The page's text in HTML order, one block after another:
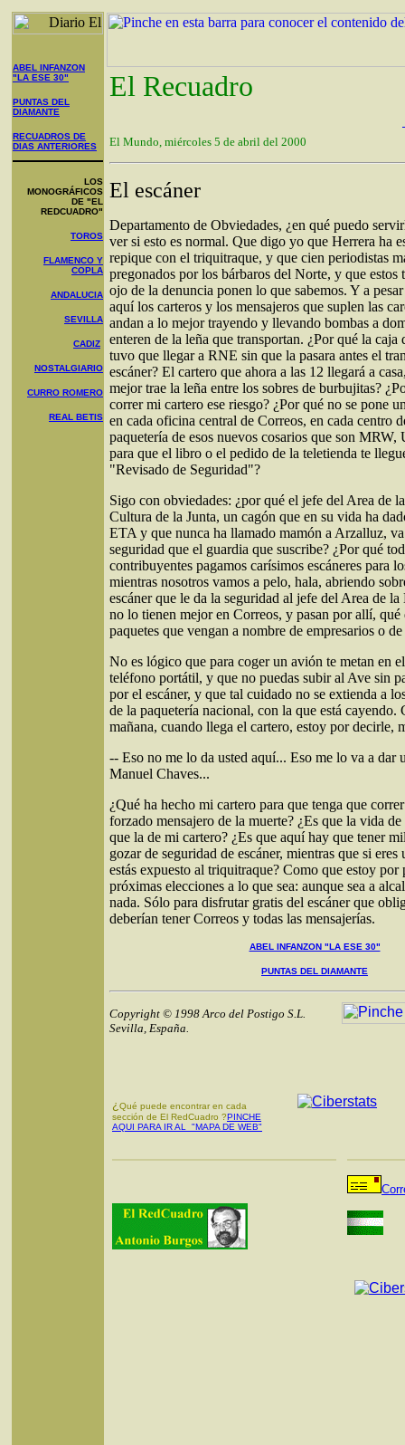
ABEL INFANZON
"LA ESE 30"
PUNTAS DEL
DIAMANTE
RECUADROS DE
DIAS ANTERIORES
LOS
MONOGRÁFICOS
DE "EL
REDCUADRO"
TOROS
FLAMENCO Y
COPLA
ANDALUCIA
SEVILLA
CADIZ
NOSTALGIARIO
CURRO ROMERO
REAL BETIS
El Recuadro
El Mundo, miércoles 5 de abril del 2000
El escáner
Departamento de Obviedades, ¿en qué puedo
ver si esto es normal. Que digo yo que Herrera ha
repique con el triquitraque, y que cien periodistas
pregonados por los bárbaros del Norte, y que estos
ojo de la denuncia ponen lo que sabemos. Y a pesar
aquí los carteros y los mensajeros que suplen las
andan a lo mejor trayendo y llevando bombas a
enteren de la leña que transportan. ¿Por qué la caja
tuvo que llegar a RNE sin que la pasara antes el
escáner? El cartero que ahora a las 12 llegará a
mejor trae la leña entre los sobres de burbujitas?
correr mi cartero ese riesgo? ¿Por qué no se pone
en cada oficina central de Correos, en cada centro
paquetería de esos nuevos cosarios que son
para que el libro o el pedido de la teletienda te
"Revisado de Seguridad"?
Sigo con obviedades: ¿por qué el jefe del Area de
Cultura de la Junta, un cagón que en su vida ha
ETA y que nunca ha llamado mamón a Arzalluz,
seguridad que el guardia que suscribe? ¿Por qué
contribuyentes pagamos carísimos escáneres para
mientras nosotros vamos a pelo, hala, abriendo
escáner que le da la seguridad al jefe del Area de la
no lo tienen mejor en Correos, y pasan por allí,
paquetes que vengan a nombre de empresarios o
No es lógico que para coger un avión te metan en
teléfono portátil, y que no puedas subir al Ave sin
por el escáner, y que tal cuidado no se extienda a
de la paquetería nacional, con la que está cayendo.
mañana, cuando llega el cartero, estoy por decirle,
-- Eso no me lo da usted aquí... Eso me lo va a dar
Manuel Chaves...
¿Qué ha hecho mi cartero para que tenga que
forzado mensajero de la muerte? ¿Es que la vida
que la de mi cartero? ¿Es que aquí hay que tener
gozar de seguridad de escáner, mientras que si
estás expuesto al triquitraque? Como que estoy por
próximas elecciones a lo que sea: aunque sea a
nada. Sólo para disfrutar gratis del escáner que
deberían tener Correos y todas las mensajerías.
ABEL INFANZON "LA ESE 30"
PUNTAS DEL DIAMANTE
Copyright © 1998 Arco del Postigo S.L.
Sevilla, España.
¿ Qué puede encontrar en cada
sección de El RedCuadro ?PINCHE
AQUI PARA IR AL "MAPA DE WEB"